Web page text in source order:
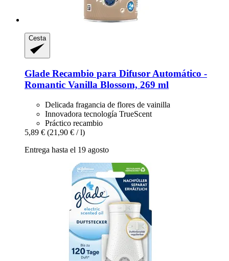
Cesta
Glade Recambio para Difusor Automático -​
Romantic Vanilla Blossom, 269 ml
Delicada fragancia de flores de vainilla
Innovadora tecnología TrueScent
Práctico recambio
5,89 € (21,90 € / l)
Entrega hasta el 19 agosto